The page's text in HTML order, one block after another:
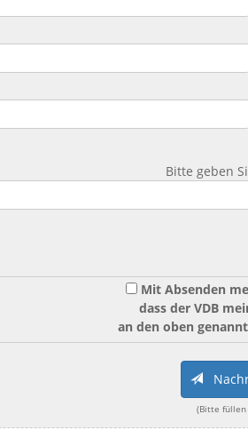
Bitte geben
Mit Absenden
dass der VDB
an den oben
(Bitte füllen